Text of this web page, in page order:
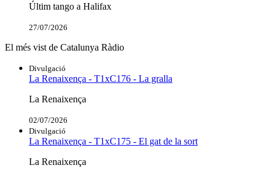
Últim tango a Halifax
27/07/2026
El més vist de Catalunya Ràdio
Divulgació
La Renaixença - T1xC176 - La gralla
La Renaixença
02/07/2026
Divulgació
La Renaixença - T1xC175 - El gat de la sort
La Renaixença